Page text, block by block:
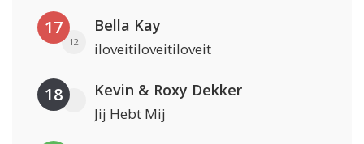
17
12
Bella Kay
iloveitiloveitiloveit
18 Kevin & Roxy Dekker
Jij Hebt Mij